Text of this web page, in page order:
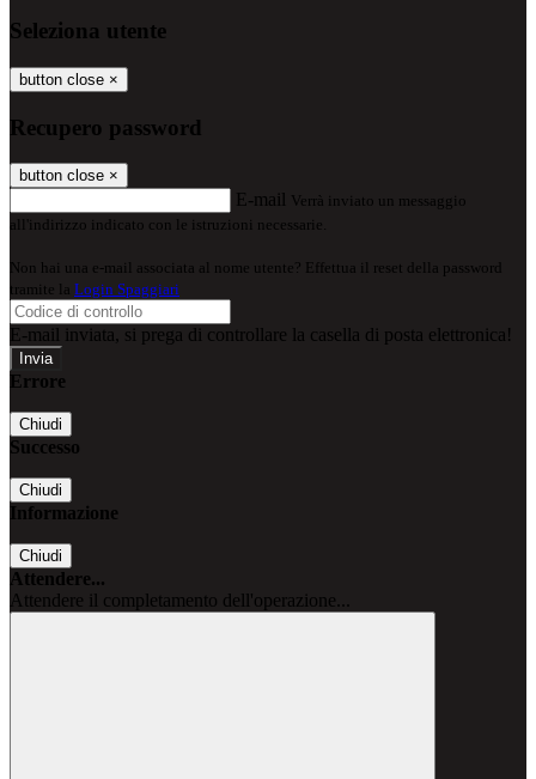
Seleziona utente
button close ×
Recupero password
button close ×
E-mail Verrà inviato un messaggio
all'indirizzo indicato con le istruzioni necessarie.
Non hai una e-mail associata al nome utente? Effettua il reset della password
tramite la Login Spaggiari
E-mail inviata, si prega di controllare la casella di posta elettronica!
Errore
Chiudi
Successo
Chiudi
Informazione
Chiudi
Attendere...
Attendere il completamento dell'operazione...